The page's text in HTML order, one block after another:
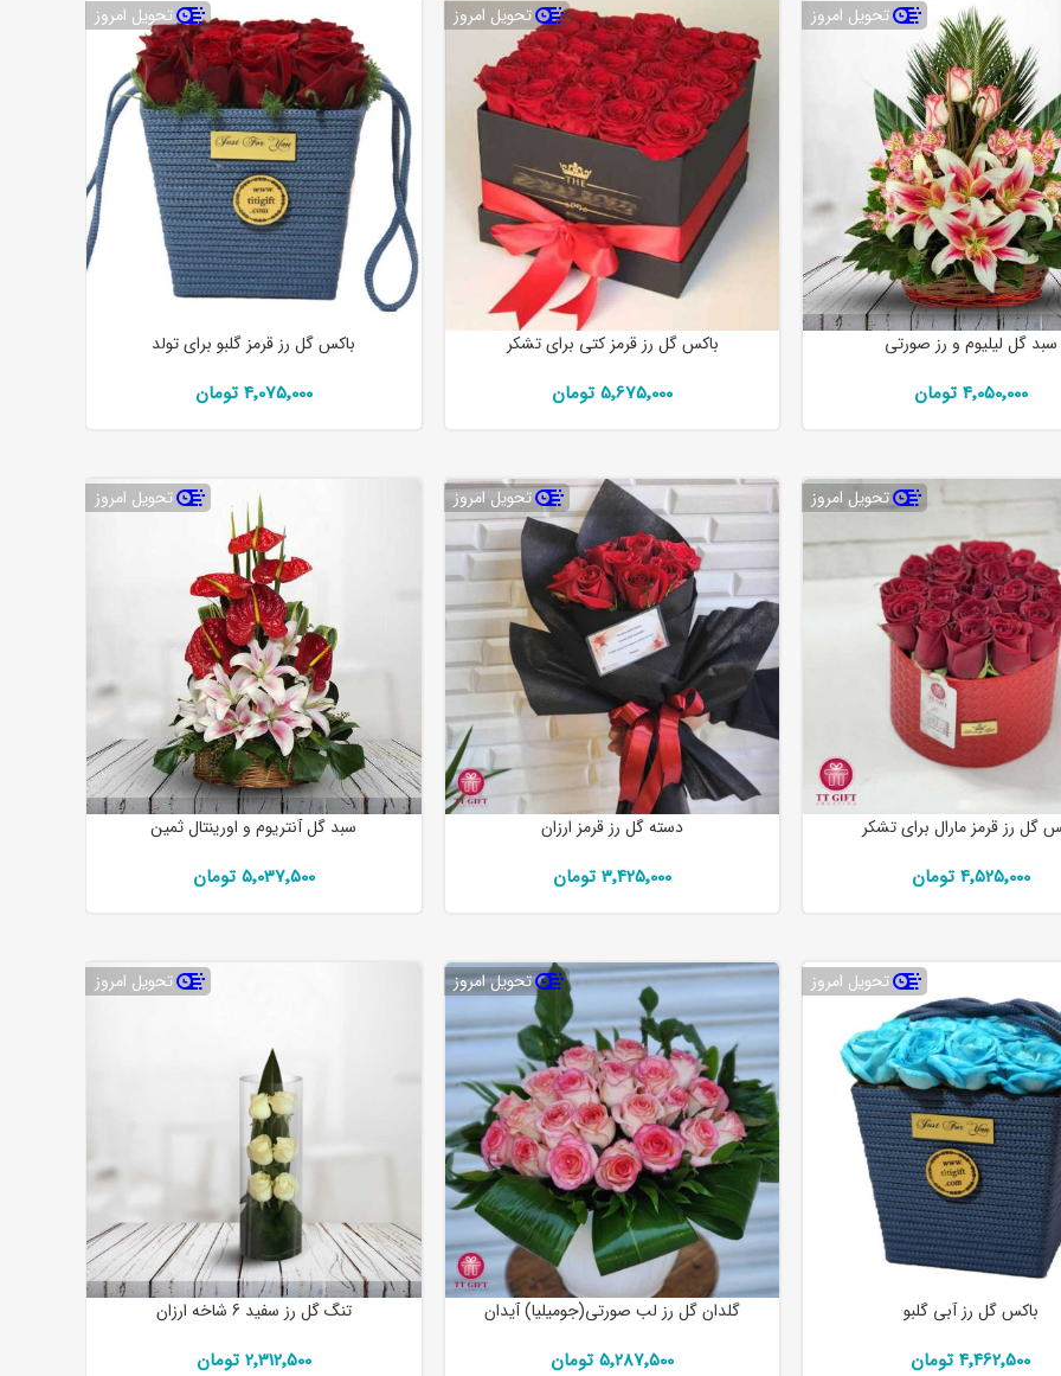
تحویل امروز
سبد گل لیلیوم و رز صورتی
4٬050٬000 تومان
تحویل امروز
باکس گل رز قرمز کتی برای تشکر
5٬675٬000 تومان
تحویل امروز
باکس گل رز قرمز گلبو برای تولد
4٬075٬000 تومان
تحویل امروز
گل رز قرمز مارال برای تشکر
4٬525٬000 تومان
تحویل امروز
دسته گل رز قرمز ارزان
3٬425٬000 تومان
تحویل امروز
سبد گل آنتریوم و اورینتال ثمین
5٬037٬500 تومان
تحویل امروز
باکس گل رز آبی گلبو
4٬462٬500 تومان
تحویل امروز
گلدان گل رز لب صورتی(جومیلیا) آیدان
5٬287٬500 تومان
تحویل امروز
تنگ گل رز سفید 6 شاخه ارزان
2٬312٬500 تومان